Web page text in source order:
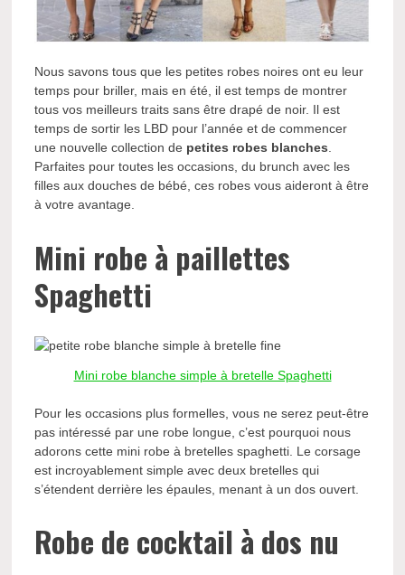
Nous savons tous que les petites robes noires ont eu leur
temps pour briller, mais en été, il est temps de montrer
tous vos meilleurs traits sans être drapé de noir. Il est
temps de sortir les LBD pour l’année et de commencer
une nouvelle collection de petites robes blanches
Parfaites pour toutes les occasions, du brunch avec les
filles aux douches de bébé, ces robes vous aideront à être
à votre avantage.
Mini robe à paillettes
Spaghetti
Mini robe blanche simple à bretelle Spaghetti
Pour les occasions plus formelles, vous ne serez peut-être
pas intéressé par une robe longue, c’est pourquoi nous
adorons cette mini robe à bretelles spaghetti. Le corsage
est incroyablement simple avec deux bretelles qui
s’étendent derrière les épaules, menant à un dos ouvert.
Robe de cocktail à dos nu